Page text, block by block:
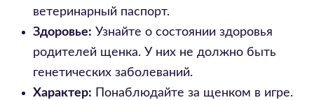
ветеринарный паспорт.
Здоровье: Узнайте о состоянии здоровья
родителей щенка. У них не должно быть
генетических заболеваний.
Характер: Понаблюдайте за щенком в игре.